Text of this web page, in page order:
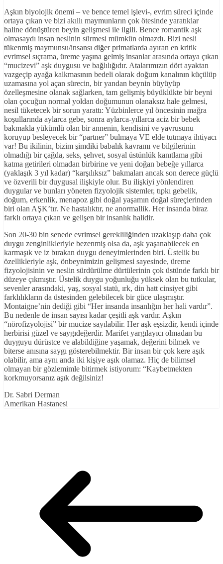
Aşkın biyolojik önemi – ve bence temel işlevi-, evrim süreci içinde
ortaya çıkan ve bizi akıllı maymunların çok ötesinde yaratıklar
haline dönüştüren beyin gelişmesi ile ilgili. Bence romantik aşk
olmasaydı insan neslinin sürmesi mümkün olmazdı. Bizi nesli
tükenmiş maymunsu/insansı diğer primatlarda ayıran en kritik
evrimsel sıçrama, üreme yaşına gelmiş insanlar arasında ortaya çıkan
“mucizevi” aşk duygusu ve bağlılığıdır. Atalarımızın dört ayaktan
vazgeçip ayağa kalkmasının bedeli olarak doğum kanalının küçülüp
uzamasına yol açan sürecin, bir yandan beynin büyüyüp
özelleşmesine olanak sağlarken, tam gelişmiş büyüklükte bir beyni
olan çocuğun normal yoldan doğumunun olanaksız hale gelmesi,
nesil tüketecek bir sorun yarattı: Yüzbinlerce yıl öncesinin mağra
koşullarında aylarca gebe, sonra aylarca-yıllarca aciz bir bebek
bakmakla yükümlü olan bir annenin, kendisini ve yavrusunu
koruyup besleyecek bir “partner” bulmaya VE elde tutmaya ihtiyacı
var! Bu ikilinin, bizim şimdiki babalık kavramı ve bilgilerinin
olmadığı bir çağda, seks, şehvet, sosyal üstünlük kanıtlama gibi
katma getirileri olmadan birbirine ve yeni doğan bebeğe yıllarca
(yaklaşık 3 yıl kadar) “karşılıksız” bakmaları ancak son derece güçlü
ve özverili bir duygusal ilişkiyle olur. Bu ilişkiyi yönlendiren
duygular ve bunları yöneten fizyolojik sistemler, tıpkı gebelik,
doğum, erkenlik, menapoz gibi doğal yaşamın doğal süreçlerinden
biri olan AŞK’tır. Ne hastalıktır, ne anormallik. Her insanda biraz
farklı ortaya çıkan ve gelişen bir insanlık halidir.
Son 20-30 bin senede evrimsel gerekliliğinden uzaklaşıp daha çok
duygu zenginlikleriyle bezenmiş olsa da, aşk yaşanabilecek en
karmaşık ve iz bırakan duygu deneyimlerinden biri. Üstelik bu
özellikleriyle aşk, önbeynimizin gelişmesi sayesinde, üreme
fizyolojisinin ve neslin sürdürülme dürtülerinin çok üstünde farklı bir
düzeye çıkmıştır. Üstelik duygu yoğunluğu yüksek olan bu tutkular,
sevenler arasındaki, yaş, sosyal statü, ırk, din hatt cinsiyet gibi
farklılıkların da üstesinden gelebilecek bir güce ulaşmıştır.
Montaigne’nin dediği gibi “Her insanda insanlığın her hali vardır”.
Bu nedenle de insan sayısı kadar çeşitli aşk vardır. Aşkın
“nörofizyolojisi” bir mucize sayılabilir. Her aşk eşsizdir, kendi içinde
herbirisi güzel ve saygıdeğerdir. Marifet yargılayıcı olmadan bu
duyguyu dürüstce ve alabildiğine yaşamak, değerini bilmek ve
biterse anısına saygı gösterebilmektir. Bir insan bir çok kere aşık
olabilir, ama aynı anda iki kişiye aşık olamaz. Hiç de bilimsel
olmayan bir gözlemimle bitirmek istiyorum: “Kaybetmekten
korkmuyorsanız aşık değilsiniz!
Dr. Sabri Derman
Amerikan Hastanesi